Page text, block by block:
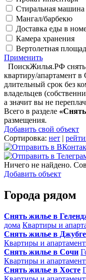
Стиральная машина
Мангал/барбекю
Доставка еды в
Камера хранения
Вертолетная
Применить
ПоискЖилья.РФ
квартиру/апартамент
длительный срок без
владельцев
а значит вы не
Всего в разделе
размещения.
Добавить свой объект
Сортировка: нет |
Ничего не найдено.
Добавить объект
Города рядом
Снять жилье в
дома Квартиры и
Снять жилье в Джубге
Квартиры и
Снять жилье в Сочи
Квартиры и
Снять жилье в Хосте